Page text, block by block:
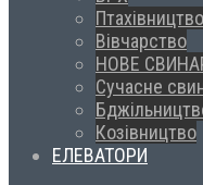
Птахівництво
Вівчарство
НОВЕ
Сучасне
Козівництво
ЕЛЕВАТОРИ